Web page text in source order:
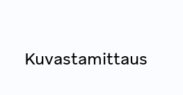
Kuvastamittaus